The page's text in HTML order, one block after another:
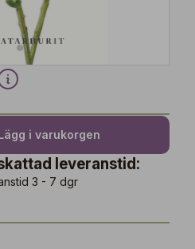
i varukorgen
leveranstid:
3 - 7 dgr